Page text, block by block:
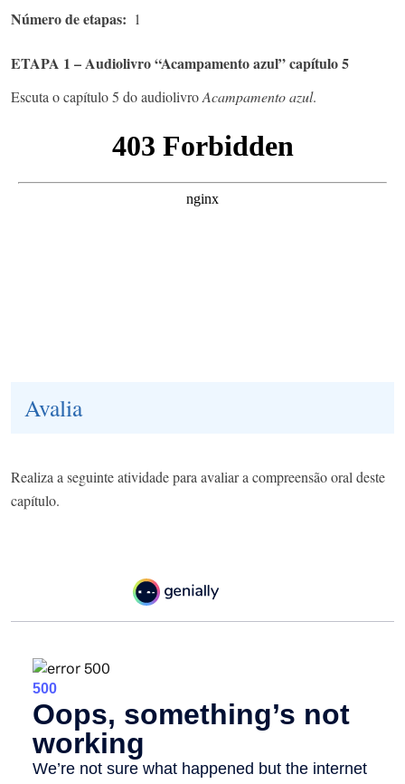
Número de etapas 1
ETAPA 1 – Audiolivro “Acampamento azul” capítulo 5
Escuta o capítulo 5 do audiolivroAcampamento azul.
Avalia
Realiza a seguinte atividade para avaliar a compreensão oral deste
capítulo.